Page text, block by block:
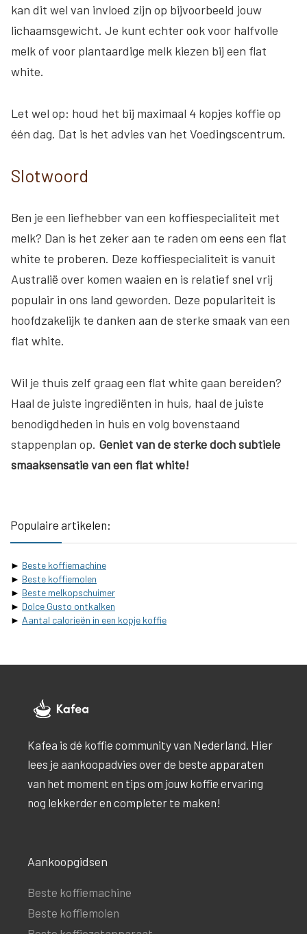
kan dit wel van invloed zijn op bijvoorbeeld jouw
lichaamsgewicht. Je kunt echter ook voor halfvolle
melk of voor plantaardige melk kiezen bij een flat
white.
Let wel op: houd het bij maximaal 4 kopjes koffie op
één dag. Dat is het advies van het Voedingscentrum.
Slotwoord
Ben je een liefhebber van een koffiespecialiteit met
melk? Dan is het zeker aan te raden om eens een flat
white te proberen. Deze koffiespecialiteit is vanuit
Australië over komen waaien en is relatief snel vrij
populair in ons land geworden. Deze populariteit is
hoofdzakelijk te danken aan de sterke smaak van een
flat white.
Wil je thuis zelf graag een flat white gaan bereiden?
Haal de juiste ingrediënten in huis, haal de juiste
benodigdheden in huis en volg bovenstaand
stappenplan op. Geniet van de sterke doch subtiele
smaaksensatie van een flat white!
Populaire artikelen:
► Beste koffiemachine
► Beste koffiemolen
► Beste melkopschuimer
► Dolce Gusto ontkalken
► Aantal calorieën in een kopje koffie
Kafea is dé koffie community van Nederland. Hier
lees je aankoopadvies over de beste apparaten
van het moment en tips om jouw koffie ervaring
nog lekkerder en completer te maken!
Aankoopgidsen
Beste koffiemachine
Beste koffiemolen